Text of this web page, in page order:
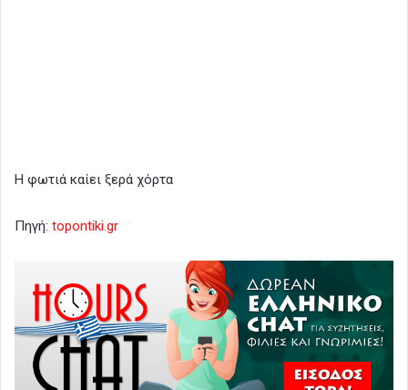
Η φωτιά καίει ξερά χόρτα
Πηγή: topontiki.gr